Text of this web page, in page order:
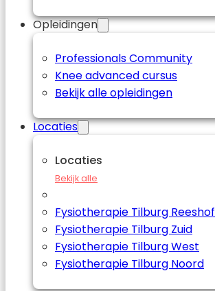
Opleidingen
Professionals Community
Knee advanced cursus
Bekijk alle opleidingen
Locaties
Locaties
Bekijk alle
Fysiotherapie Tilburg Reeshof
Fysiotherapie Tilburg Zuid
Fysiotherapie Tilburg West
Fysiotherapie Tilburg Noord